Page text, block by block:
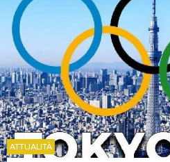
ATTUALITÀ